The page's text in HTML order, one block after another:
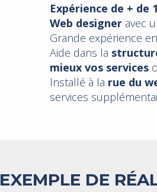
Expérience de + de
Web designer avec
Grande expérience en
Aide dans la
mieux vos services
Installé à la rue du
services
EXEMPLE DE